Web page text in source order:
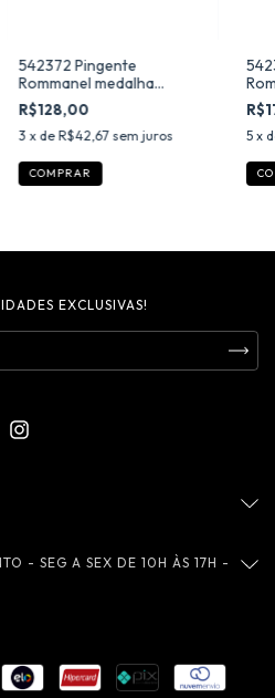
542372 Pingente
Rommanel medalha
religiosa folheado a ouro
R$128,00
3 x de R$42,67 sem juros 5 x
EXCLUSIVAS!
- SEG A SEX DE 10H ÀS 17H -